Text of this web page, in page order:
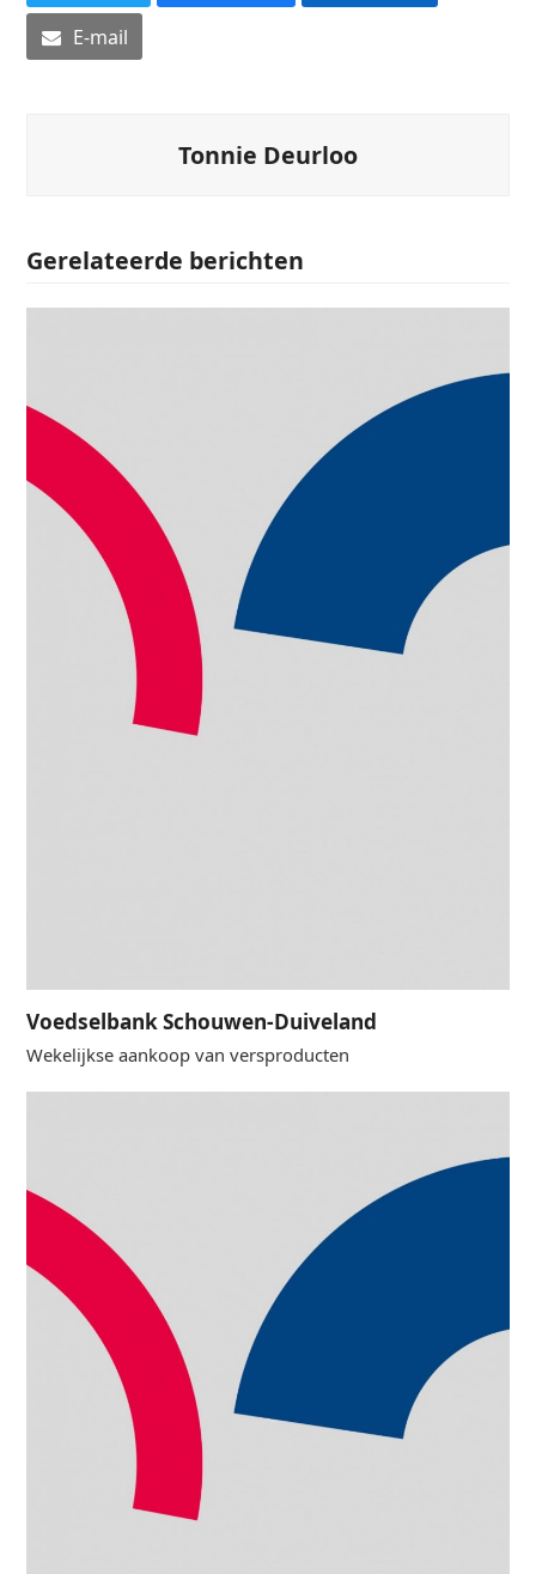
E-mail
Tonnie Deurloo
Gerelateerde berichten
Voedselbank Schouwen-Duiveland
Wekelijkse aankoop van versproducten